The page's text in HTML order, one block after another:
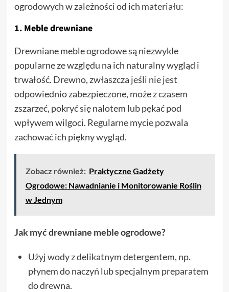
ogrodowych w zależności od ich materiału:
1. Meble drewniane
Drewniane meble ogrodowe są niezwykle
popularne ze względu na ich naturalny wygląd i
trwałość. Drewno, zwłaszcza jeśli nie jest
odpowiednio zabezpieczone, może z czasem
zszarzeć, pokryć się nalotem lub pękać pod
wpływem wilgoci. Regularne mycie pozwala
zachować ich piękny wygląd.
Zobacz również: Praktyczne Gadżety
Ogrodowe: Nawadnianie i Monitorowanie Roślin
w Jednym
Jak myć drewniane meble ogrodowe?
Użyj wody z delikatnym detergentem, np.
płynem do naczyń lub specjalnym preparatem
do drewna.